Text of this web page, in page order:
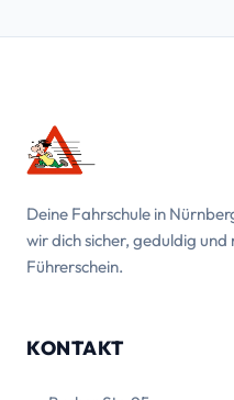
Deine Fahrschule in
wir dich sicher, geduldig
Führerschein.
KONTAKT